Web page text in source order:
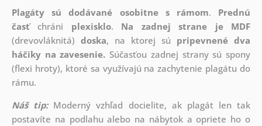
Plagáty sú dodávané osobitne s rámom. Prednú
časťchráni plexisklo. Na zadnej strane je
MDF
(drevovláknitá) doska, na ktorej sú pripevnené dva
háčiky na zavesenie.Súčasťou zadnej strany sú spony
(flexi hroty), ktoré sa využívajú na zachytenie plagátu do
rámu.
Náš tip: Moderný vzhľad docielite, ak plagát len tak
postavíte na podlahu alebo na nábytok a opriete ho o